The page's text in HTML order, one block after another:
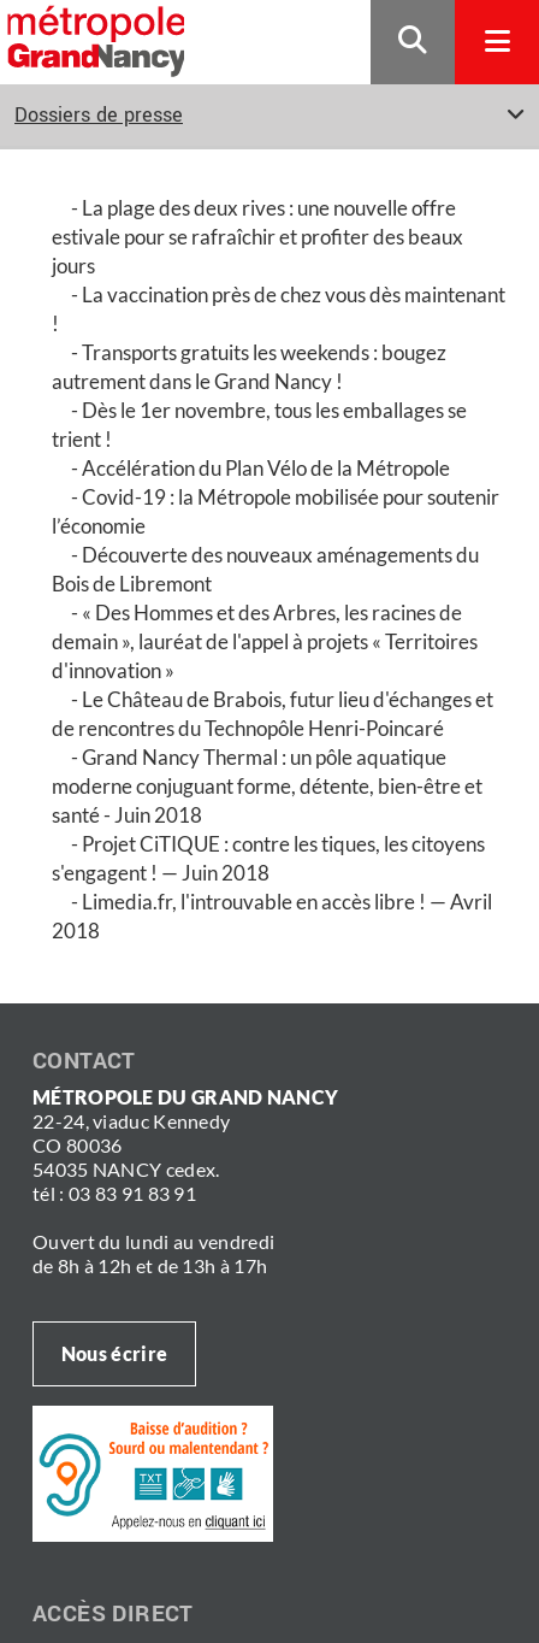
Gestion de vos préférences sur les cookies
Dossiers de presse
La plage des deux rives : une nouvelle offre
estivale pour se rafraîchir et profiter des beaux
jours
La vaccination près de chez vous dès maintenant
!
Transports gratuits les weekends : bougez
autrement dans le Grand Nancy !
Dès le 1er novembre, tous les emballages se
trient !
Accélération du Plan Vélo de la Métropole
Covid-19 : la Métropole mobilisée pour soutenir
l’économie
Découverte des nouveaux aménagements du
Bois de Libremont
« Des Hommes et des Arbres, les racines de
demain », lauréat de l'appel à projets « Territoires
d'innovation »
Le Château de Brabois, futur lieu d'échanges et
de rencontres du Technopôle Henri-Poincaré
Grand Nancy Thermal : un pôle aquatique
moderne conjuguant forme, détente, bien-être et
santé - Juin 2018
Projet CiTIQUE : contre les tiques, les citoyens
s'engagent ! — Juin 2018
Limedia.fr, l'introuvable en accès libre ! — Avril
2018
CONTACT
MÉTROPOLE DU GRAND NANCY
22-24, viaduc Kennedy
CO 80036
54035 NANCY cedex.
tél : 03 83 91 83 91
Ouvert du lundi au vendredi
de 8h à 12h et de 13h à 17h
Nous écrire
ACCÈS DIRECT